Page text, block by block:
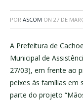
POR ASCOM ON 27 DE
A Prefeitura de
Municipal de
27/03), em frente ao
peixes às famílias em
parte do projeto